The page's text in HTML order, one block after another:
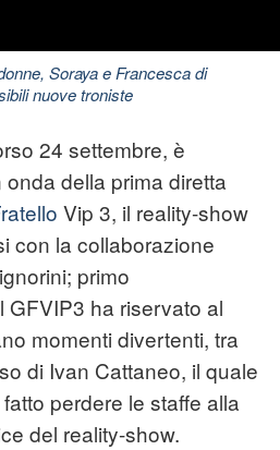
Soraya e Francesca di
nuove troniste
24 settembre, è
della prima diretta
Vip 3, il reality-show
con la collaborazione
primo
GFVIP3 ha riservato al
momenti divertenti, tra
di Ivan Cattaneo, il quale
perdere le staffe alla
del reality-show.